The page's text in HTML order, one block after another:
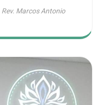
Rev. Marcos Antonio